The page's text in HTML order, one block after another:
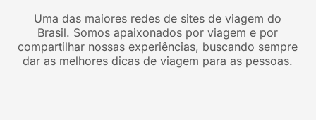
Uma das maiores redes de sites de viagem do
Brasil. Somos apaixonados por viagem e por
compartilhar nossas experiências, buscando sempre
dar as melhores dicas de viagem para as pessoas.